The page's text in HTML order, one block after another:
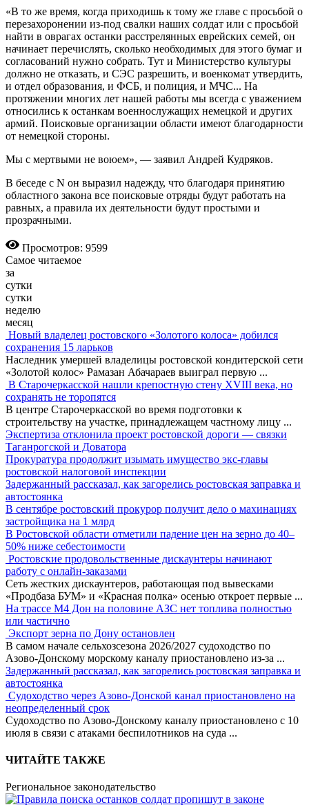
«В то же время, когда приходишь к тому же главе с просьбой о
перезахоронении из-под свалки наших солдат или с просьбой
найти в оврагах останки расстрелянных еврейских семей, он
начинает перечислять, сколько необходимых для этого бумаг и
согласований нужно собрать. Тут и Министерство культуры
должно не отказать, и СЭС разрешить, и военкомат утвердить,
и отдел образования, и ФСБ, и полиция, и МЧС... На
протяжении многих лет нашей работы мы всегда с уважением
относились к останкам военнослужащих немецкой и других
армий. Поисковые организации области имеют благодарности
от немецкой стороны.
Мы с мертвыми не воюем», — заявил Андрей Кудряков.
В беседе с N он выразил надежду, что благодаря принятию
областного закона все поисковые отряды будут работать на
равных, а правила их деятельности будут простыми и
прозрачными.
Просмотров: 9599
Самое читаемое
за
сутки
сутки
неделю
месяц
Новый владелец ростовского «Золотого колоса» добился
сохранения 15 ларьков
Наследник умершей владелицы ростовской кондитерской сети
«Золотой колос» Рамазан Абачараев выиграл первую ...
В Старочеркасской нашли крепостную стену XVIII века, но
сохранять не торопятся
В центре Старочеркасской во время подготовки к
строительству на участке, принадлежащем частному лицу ...
Экспертиза отклонила проект ростовской дороги — связки
Таганрогской и Доватора
Прокуратура продолжит изымать имущество экс-главы
ростовской налоговой инспекции
Задержанный рассказал, как загорелись ростовская заправка и
автостоянка
В сентябре ростовский прокурор получит дело о махинациях
застройщика на 1 млрд
В Ростовской области отметили падение цен на зерно до 40–
50% ниже себестоимости
Ростовские продовольственные дискаунтеры начинают
работу с онлайн-заказами
Сеть жестких дискаунтеров, работающая под вывесками
«Продбаза БУМ» и «Красная полка» осенью откроет первые ...
На трассе М4 Дон на половине АЗС нет топлива полностью
или частично
Экспорт зерна по Дону остановлен
В самом начале сельхозсезона 2026/2027 судоходство по
Азово-Донскому морскому каналу приостановлено из-за ...
Задержанный рассказал, как загорелись ростовская заправка и
автостоянка
Судоходство через Азово-Донской канал приостановлено на
неопределенный срок
Судоходство по Азово-Донскому каналу приостановлено с 10
июля в связи с атаками беспилотников на суда ...
ЧИТАЙТЕ ТАКЖЕ
Региональное законодательство